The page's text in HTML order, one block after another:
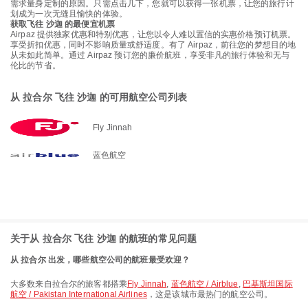
需求量身定制的原因。只需点击几下，您就可以获得一张机票，让您的旅行计
划成为一次无缝且愉快的体验。
获取飞往 沙迦 的最便宜机票
Airpaz 提供独家优惠和特别优惠，让您以令人难以置信的实惠价格预订机票。
享受折扣优惠，同时不影响质量或舒适度。有了 Airpaz，前往您的梦想目的地
从未如此简单。通过 Airpaz 预订您的廉价航班，享受非凡的旅行体验和无与
伦比的节省。
从 拉合尔 飞往 沙迦 的可用航空公司列表
Fly Jinnah
蓝色航空
关于从 拉合尔 飞往 沙迦 的航班的常见问题
从 拉合尔 出发，哪些航空公司的航班最受欢迎？
大多数来自拉合尔的旅客都搭乘 Fly Jinnah, 蓝色航空 / Airblue , 巴基斯坦国际
航空 / Pakistan International Airlines ，这是该城市最热门的航空公司。